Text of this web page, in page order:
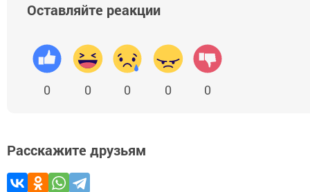
Оставляйте реакции
0 0 0 0 0
Расскажите друзьям